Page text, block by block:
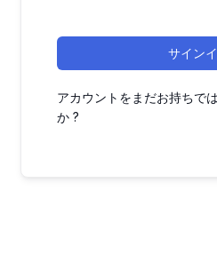
サイン
アカウントをまだお持ちで
か ?